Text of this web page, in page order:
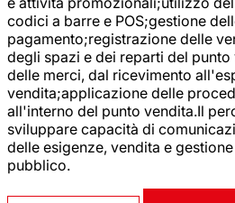
codici a barre e POS;gestione
pagamento;registrazione delle
degli spazi e dei reparti del
delle merci, dal ricevimento
vendita;applicazione delle
all'interno del punto vendita.Il
sviluppare capacità di
delle esigenze, vendita e
pubblico.